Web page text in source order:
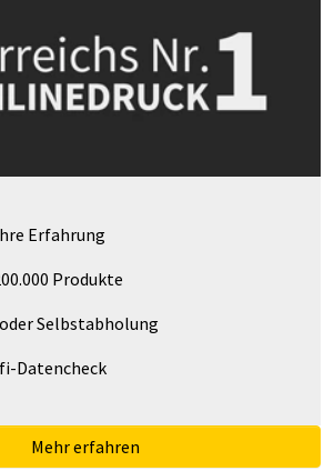
Erfahrung
Produkte
Selbstabholung
Datencheck
Mehr erfahren